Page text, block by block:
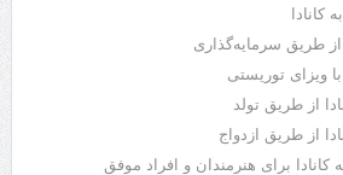
کانادا
از طریق سرمایه‌گذاری
ویزای توریستی
از طریق تولد
از طریق ازدواج
برای هنرمندان و افراد موفق